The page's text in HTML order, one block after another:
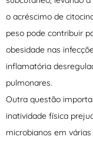
o acréscimo de
peso pode contribuir
obesidade nas
inflamatória
pulmonares.
Outra questão
inatividade física
microbianos em